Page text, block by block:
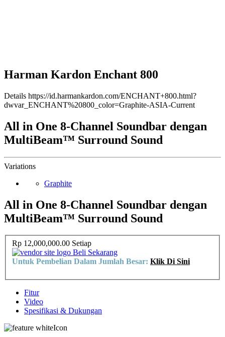
Harman Kardon Enchant 800
Details https://id.harmankardon.com/ENCHANT+800.html?
dwvar_ENCHANT%20800_color=Graphite-ASIA-Current
All in One 8-Channel Soundbar dengan
MultiBeam™ Surround Sound
Variations
Graphite
All in One 8-Channel Soundbar dengan
MultiBeam™ Surround Sound
Rp 12,000,000.00 Setiap
Beli Sekarang
Untuk Pembelian Dalam Jumlah Besar: Klik Di Sini
Fitur
Video
Spesifikasi & Dukungan